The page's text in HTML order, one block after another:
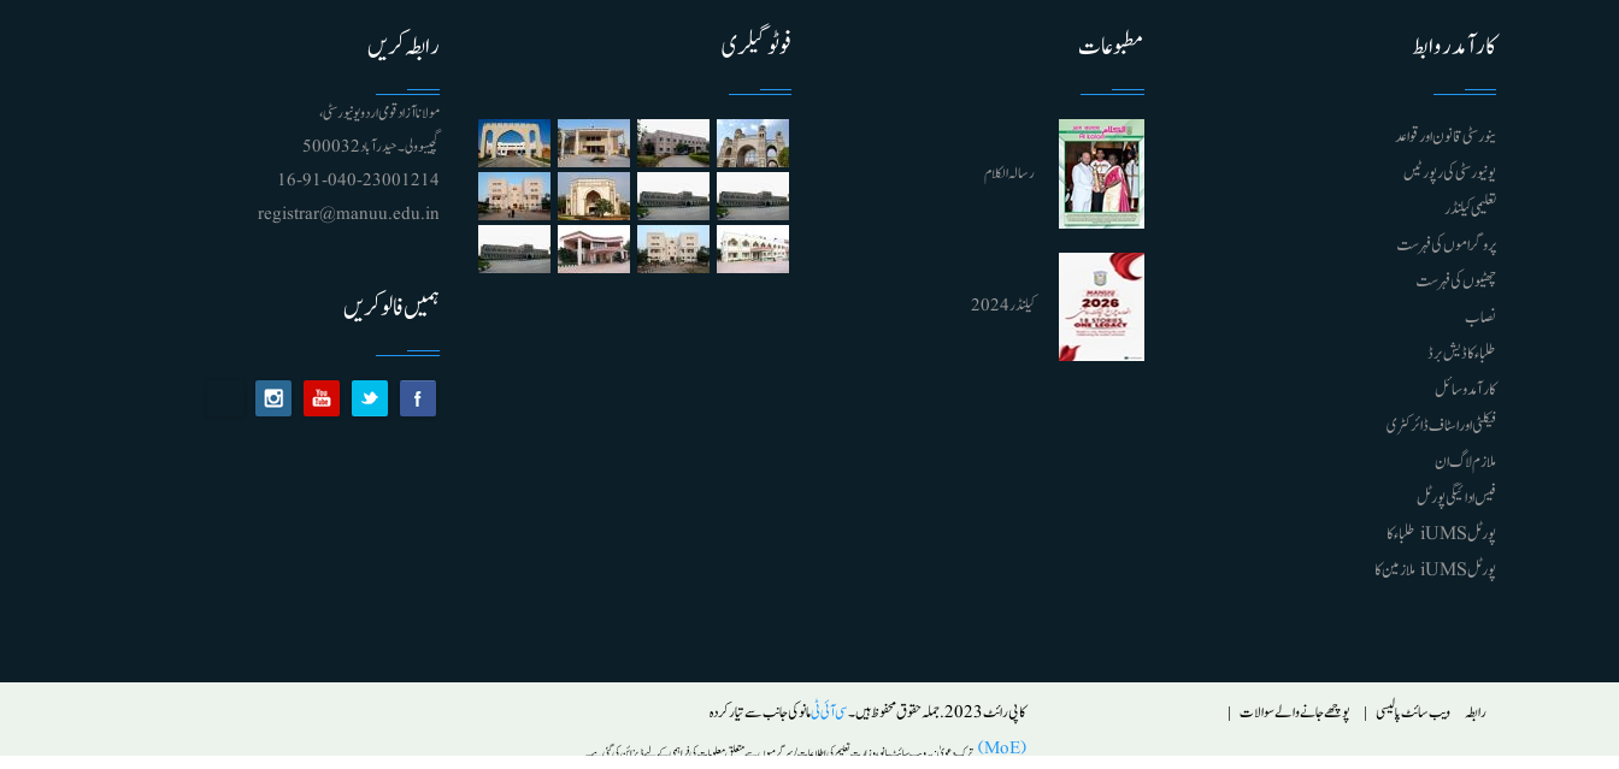
کارآمد روابط
ینورسٹی قانون اور قواعد
یونیورسٹی کی رپورٹیں
تعلیمی کیلنڈر
پروگراموں کی فہرست
چھٹیوں کی فہرست
نصاب
طلباء کا ڈیش برڈ
کارآمد وسائل
فیکلٹی اور اسٹاف ڈائرکٹری
ملازم لاگ ان
فیس ادائیگی پورٹل
پورٹل iUMS طلباء کا
پورٹل iUMS ملازمین کا
مطبوعات
رسالہ الکلام
کیلنڈر 2024
فوٹو گیلری رابطہ کریں
مولانا آزاد قومی اردو یونیورسٹی ،
گچیبوولی۔ حیدرآباد 500032
91-040-23001214 - 16
registrar@manuu.edu.in
ہمیں فالو کریں
Footer
رابطہ ویب سائٹ پالیسی پوچھے جانے والے سوالات کاپی رائٹ 2023. جملہ حقوق محفوظ ہیں۔ سی آئی ٹیمانو کی جانب سے تیار کردہ
(MoE)
ترکِ دعویٰ :یہ ویب سائٹ مانو ، وزارت تعلیم کی اطلاعات/ سرگرمیوں سے متعلق معلومات کی فراہمی کے لیے ڈیزائن کی گئی ہے۔